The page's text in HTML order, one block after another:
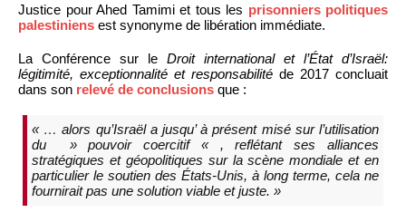
Justice pour Ahed Tamimi et tous les prisonniers politiques
palestiniens est synonyme de libération immédiate.
La Conférence sur le Droit international et l’État d’Israël:
légitimité, exceptionnalité et responsabilité de 2017 concluait
dans son relevé de conclusions que :
« … alors qu’Israël a jusqu’ à présent misé sur l’utilisation
du » pouvoir coercitif « , reflétant ses alliances
stratégiques et géopolitiques sur la scène mondiale et en
particulier le soutien des États-Unis, à long terme, cela ne
fournirait pas une solution viable et juste. »